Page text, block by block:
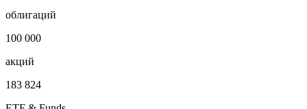
облигаций
100 000
акций
183 824